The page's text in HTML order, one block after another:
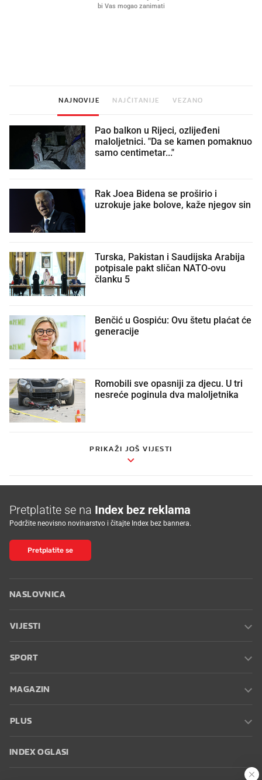
NAJNOVIJE NAJČITANIJE VEZANO
Pao balkon u Rijeci, ozlijeđeni
maloljetnici. "Da se kamen pomaknuo
samo centimetar..."
Rak Joea Bidena se proširio i
uzrokuje jake bolove, kaže njegov sin
Turska, Pakistan i Saudijska Arabija
potpisale pakt sličan NATO-ovu
članku 5
Benčić u Gospiću: Ovu štetu plaćat će
generacije
Romobili sve opasniji za djecu. U tri
nesreće poginula dva maloljetnika
PRIKAŽI JOŠ VIJESTI
Pretplatite se na Index bez reklama
Podržite neovisno novinarstvo i čitajte Index bez bannera.
Pretplatite se
NASLOVNICA
VIJESTI
SPORT
MAGAZIN
PLUS
INDEX OGLASI